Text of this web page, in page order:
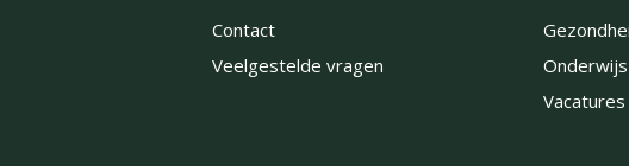
Contact
Veelgestelde vragen
Onderwijs
Vacatures